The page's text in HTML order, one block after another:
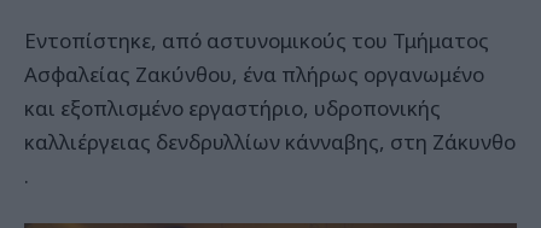
Εντοπίστηκε, από αστυνομικούς του Τμήματος
Ασφαλείας Ζακύνθου, ένα πλήρως οργανωμένο
και εξοπλισμένο εργαστήριο, υδροπονικής
καλλιέργειας δενδρυλλίων κάνναβης, στη Ζάκυνθο
.